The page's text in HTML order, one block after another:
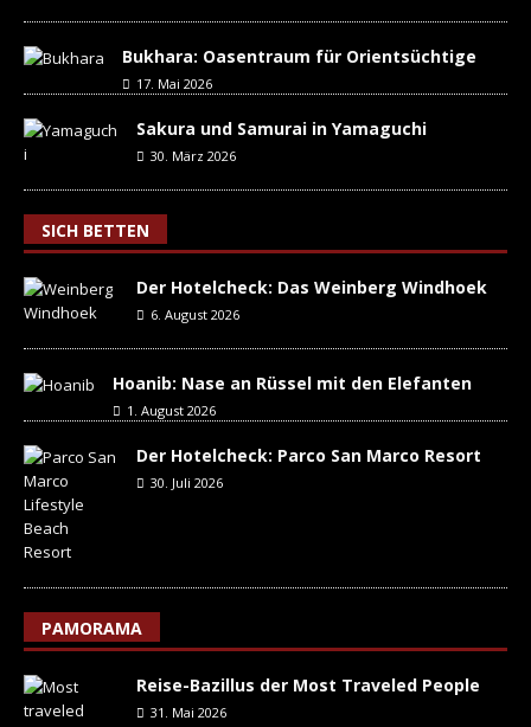
Bukhara: Oasentraum für Orientsüchtige
17. Mai 2026
Sakura und Samurai in Yamaguchi
30. März 2026
SICH BETTEN
Der Hotelcheck: Das Weinberg Windhoek
6. August 2026
Hoanib: Nase an Rüssel mit den Elefanten
1. August 2026
Der Hotelcheck: Parco San Marco Resort
30. Juli 2026
PAMORAMA
Reise-Bazillus der Most Traveled People
31. Mai 2026